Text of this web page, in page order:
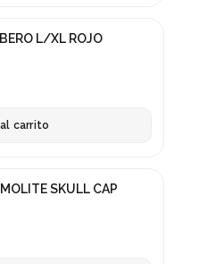
L/XL ROJO
carrito
SKULL CAP